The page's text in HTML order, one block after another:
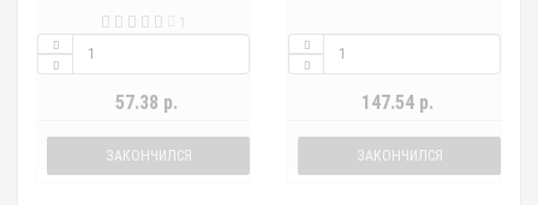
57.38 р.
ЗАКОНЧИЛСЯ
147.54 р.
ЗАКОНЧИЛСЯ